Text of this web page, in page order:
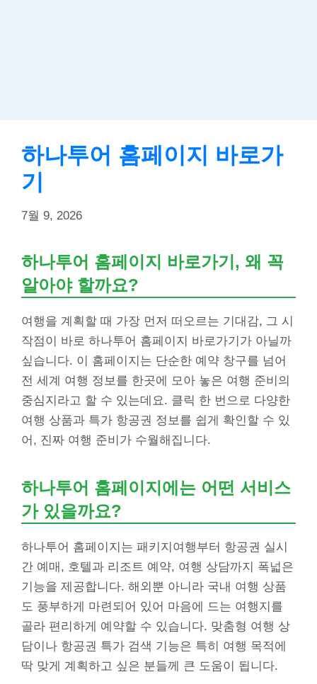
하나투어 홈페이지 바로가
기
7월 9, 2026
하나투어 홈페이지 바로가기, 왜 꼭
알아야 할까요?
여행을 계획할 때 가장 먼저 떠오르는 기대감, 그 시
작점이 바로 하나투어 홈페이지 바로가기가 아닐까
싶습니다. 이 홈페이지는 단순한 예약 창구를 넘어
전 세계 여행 정보를 한곳에 모아 놓은 여행 준비의
중심지라고 할 수 있는데요. 클릭 한 번으로 다양한
여행 상품과 특가 항공권 정보를 쉽게 확인할 수 있
어, 진짜 여행 준비가 수월해집니다.
하나투어 홈페이지에는 어떤 서비스
가 있을까요?
하나투어 홈페이지는 패키지여행부터 항공권 실시
간 예매, 호텔과 리조트 예약, 여행 상담까지 폭넓은
기능을 제공합니다. 해외뿐 아니라 국내 여행 상품
도 풍부하게 마련되어 있어 마음에 드는 여행지를
골라 편리하게 예약할 수 있습니다. 맞춤형 여행 상
담이나 항공권 특가 검색 기능은 특히 여행 목적에
딱 맞게 계획하고 싶은 분들께 큰 도움이 됩니다.